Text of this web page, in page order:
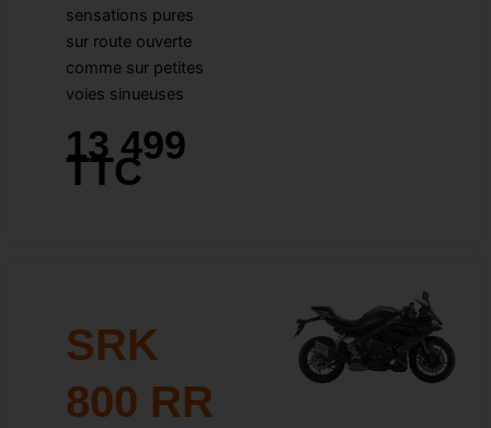
sensations pures
sur route ouverte
comme sur petites
voies sinueuses
13 499
TTC
SRK
800 RR